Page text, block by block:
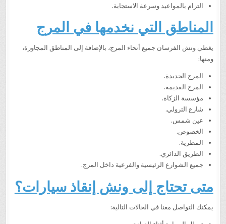
التزام بالمواعيد وسرعة الاستجابة.
المناطق التي نخدمها في المرج
يغطي ونش الفرسان جميع أنحاء المرج، بالإضافة إلى المناطق المجاورة،
ومنها:
المرج الجديدة.
المرج القديمة.
مؤسسة الزكاة.
شارع الترولي.
عين شمس.
الخصوص.
المطرية.
الطريق الدائري.
جميع الشوارع الرئيسية والفرعية داخل المرج.
متى تحتاج إلى ونش إنقاذ سيارات؟
يمكنك التواصل معنا في الحالات التالية: